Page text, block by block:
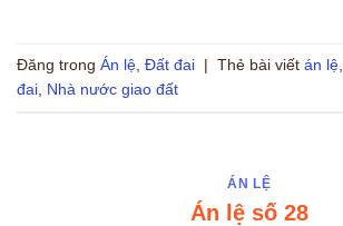
Đăng trong Án lệ, Đất đai | Thẻ bài viết án lệ,
đai, Nhà nước giao đất
ÁN LỆ
Án lệ số 28